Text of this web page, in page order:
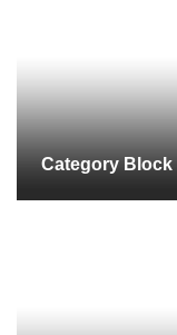
Category Block